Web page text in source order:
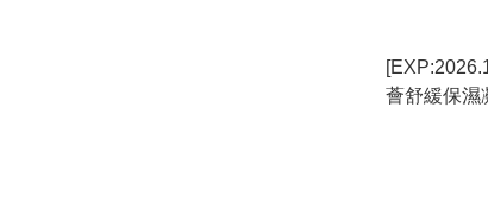
薈舒緩保濕